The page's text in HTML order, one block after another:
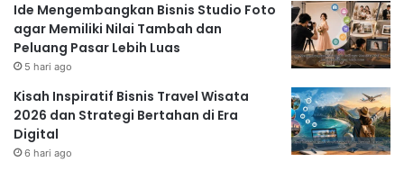
Ide Mengembangkan Bisnis Studio Foto
agar Memiliki Nilai Tambah dan
Peluang Pasar Lebih Luas
5 hari ago
Kisah Inspiratif Bisnis Travel Wisata
2026 dan Strategi Bertahan di Era
Digital
6 hari ago